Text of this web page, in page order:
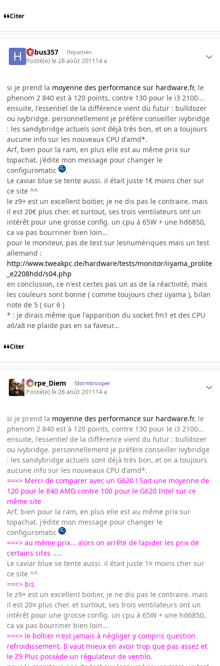
Citer
hebus357 INpactien
Posté(e) le 28 août 201114 a
si je prend la moyenne des performance sur hardware.fr, le
phenom 2 840 est à 120 points, contre 130 pour le i3 2100...
ensuite, l'essentiel de la différence vient du futur : bulldozer
ou ivybridge. personnellement je préfère conseiller ivybridge
: les sandybridge actuels sont déjà très bon, et on a toujours
aucune info sur les nouveaux CPU d'amd*.
Arf, bien pour la ram, en plus elle est au même prix sur
topachat. j'édite mon message pour changer le
configuromatic
.
Le caviar blue se tente aussi. il était juste 1€ moins cher sur
ce site ^^
le z9+ est un excellent boitier, je ne dis pas le contraire. mais
il est 20€ plus cher. et surtout, ses trois ventilateurs ont un
intérêt pour une grosse config. un cpu à 65W + une hd6850,
ca va pas bourriner bien loin...
pour le moniteur, pas de test sur lesnumériques mais un test
allemand :
http://www.tweakpc.de/hardware/tests/monitor/iiyama_prolite
_e2208hdd/s04.php
en conclusion, ce n'est certes pas un as de la réactivité, mais
les couleurs sont bonne ( comme toujours chez iiyama ), bilan
note de 5 ( sur 6 )
* : je dirais même que l'apparition du socket fm1 et des CPU
a6/a8 ne plaide pas en sa faveur...
Citer
Carpe_Diem Stormtrooper
Posté(e) le 28 août 201114 a
si je prend la moyenne des performance sur hardware.fr, le
phenom 2 840 est à 120 points, contre 130 pour le i3 2100...
ensuite, l'essentiel de la différence vient du futur : bulldozer
ou ivybridge. personnellement je préfère conseiller ivybridge
: les sandybridge actuels sont déjà très bon, et on a toujours
aucune info sur les nouveaux CPU d'amd*.
===> Merci de comparer avec un G620 ! Soit une moyenne de
120 pour le 840 AMD contre 100 pour le G620 Intel sur ce
même site
Arf, bien pour la ram, en plus elle est au même prix sur
topachat. j'édite mon message pour changer le
configuromatic
.
===> au même prix... alors on arrête de lapider les prix de
certains sites .....
Le caviar blue se tente aussi. il était juste 1¤ moins cher sur
ce site ^^
===> bis
le z9+ est un excellent boitier, je ne dis pas le contraire. mais
il est 20¤ plus cher. et surtout, ses trois ventilateurs ont un
intérêt pour une grosse config. un cpu à 65W + une hd6850,
ca va pas bourriner bien loin...
===> le boîtier n'est jamais à négliger y compris question
refroidissement. Il vaut mieux en avoir trop que pas assez et
le Z9 Plus possède un régulateur de ventilo.